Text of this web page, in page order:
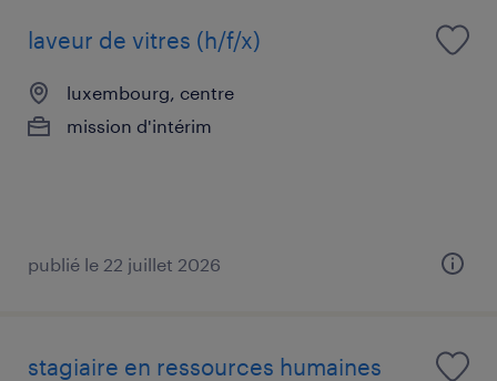
laveur de vitres (h/f/x)
luxembourg, centre
mission d'intérim
publié le 22 juillet 2026
stagiaire en ressources humaines